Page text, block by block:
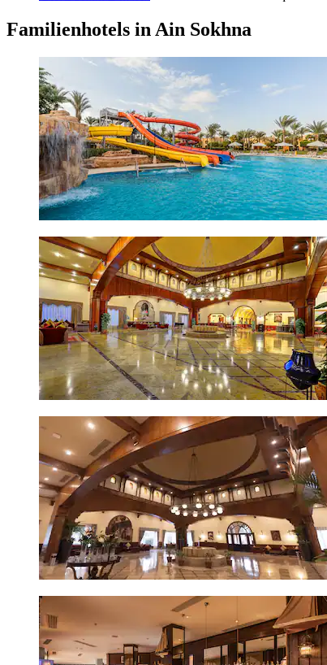
Familienhotels in Ain Sokhna